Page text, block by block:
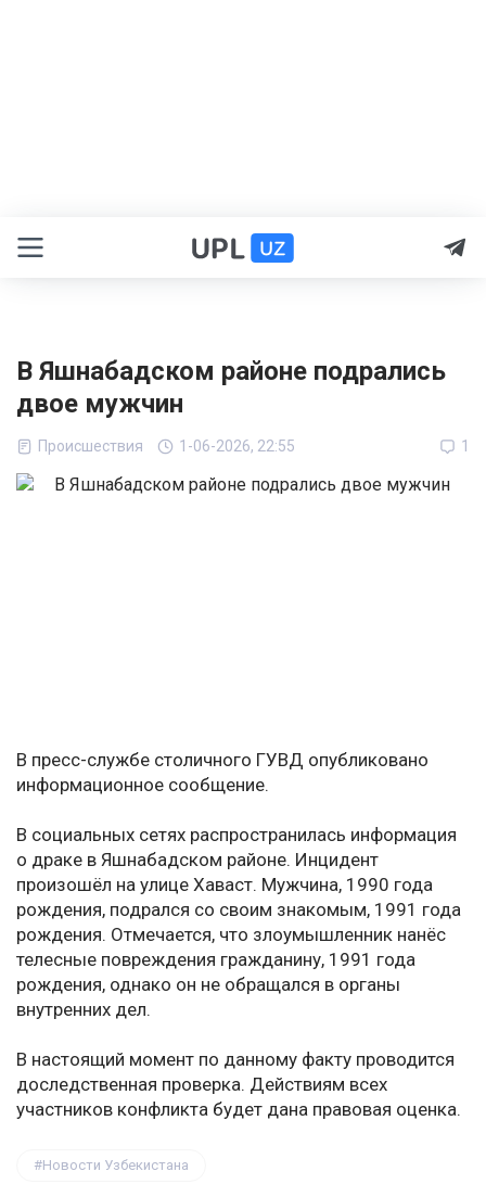
В Яшнабадском районе подрались
двое мужчин
Происшествия 1-06-2026, 22:55 1
В пресс-службе столичного ГУВД опубликовано
информационное сообщение.
В социальных сетях распространилась информация
о драке в Яшнабадском районе. Инцидент
произошёл на улице Хаваст. Мужчина, 1990 года
рождения, подрался со своим знакомым, 1991 года
рождения. Отмечается, что злоумышленник нанёс
телесные повреждения гражданину, 1991 года
рождения, однако он не обращался в органы
внутренних дел.
В настоящий момент по данному факту проводится
доследственная проверка. Действиям всех
участников конфликта будет дана правовая оценка.
Новости Узбекистана